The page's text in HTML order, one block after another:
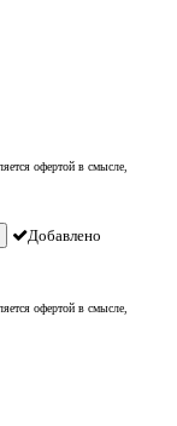
офертой в смысле,
Добавлено
офертой в смысле,